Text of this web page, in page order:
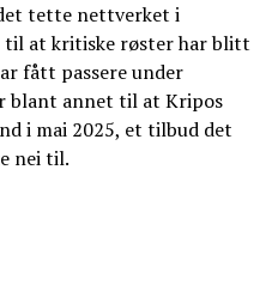
tette nettverket i
at kritiske røster har blitt
fått passere under
blant annet til at Kripos
i mai 2025, et tilbud det
nei til.